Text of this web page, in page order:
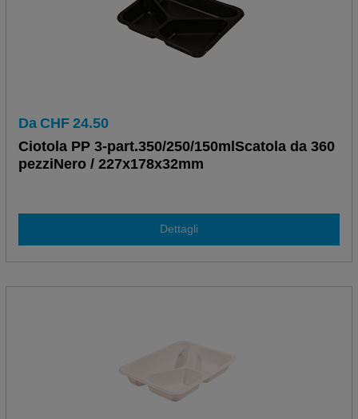
Da CHF 24.50
Ciotola PP 3-part.350/250/150mlScatola da 360
pezziNero / 227x178x32mm
Dettagli